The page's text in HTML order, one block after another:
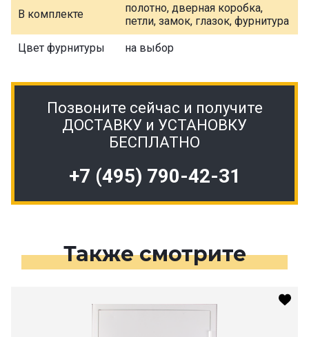
В комплекте
полотно, дверная коробка,
петли, замок, глазок, фурнитура
Цвет фурнитуры на выбор
Позвоните сейчас и получите
ДОСТАВКУ и УСТАНОВКУ
БЕСПЛАТНО
+7 (495) 790-42-31
Также смотрите